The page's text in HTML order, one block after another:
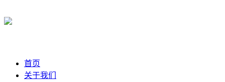
首页
关于我们